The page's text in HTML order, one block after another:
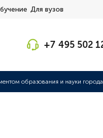
Для вузов
+7 495 502
образования и науки